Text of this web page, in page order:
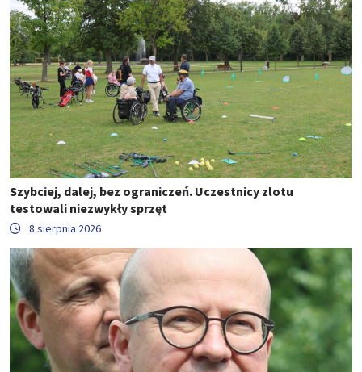
Szybciej, dalej, bez ograniczeń. Uczestnicy zlotu
testowali niezwykły sprzęt
8 sierpnia 2026